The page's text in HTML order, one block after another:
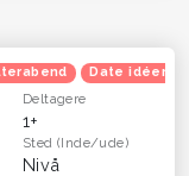
Date idéer
Deltagere
1+
Sted(Inde/ude)
Nivå